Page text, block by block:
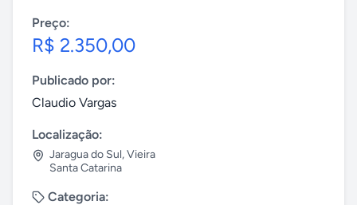
Preço:
R$ 2.350,00
Publicado por:
Claudio Vargas
Localização:
Jaragua do Sul,Vieira
Santa Catarina
Categoria: